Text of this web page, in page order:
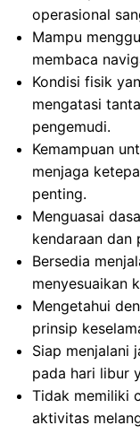
operasional
Mampu
membaca
Kondisi fisik
mengatasi
pengemudi.
Kemampuan
menjaga
penting.
Menguasai
kendaraan dan
Bersedia
menyesuaikan
Mengetahui
prinsip
Siap menjalani
pada hari libur
Tidak memiliki
aktivitas